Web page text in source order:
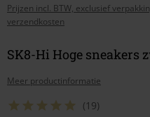
Prijzen incl. BTW, exclusief
verzendkosten
SK8-Hi Hoge sneakers
Meer productinformatie
(19)